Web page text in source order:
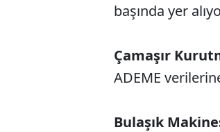
başında yer
Çamaşır
ADEME
Bulaşık